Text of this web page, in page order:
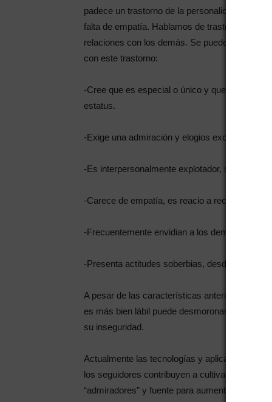
padece un trastorno de la personalidad. Es un
falta de empatía. Hablamos de trastorno
relaciones con los demás. Se puede hacer
con este trastorno:
-Cree que es especial o único y que solo
estatus.
-Exige una admiración y elogios excesivos
-Es interpersonalmente explotador, saca
-Carece de empatía, es reacio a reconocer las
-Frecuentemente envidian a los demás y creen
-Presenta actitudes soberbias, desdeñosas y
A pesar de las características anteriores una
es más bien lábil puede desmoronarse ante la
su inseguridad.
Actualmente las tecnologías y aplicaciones
los seguidores contribuyen a cultivar el
“admiradores” y fuente para aumentar el ego